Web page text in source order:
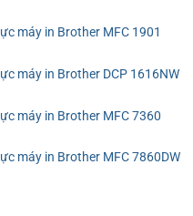
máy in Brother MFC 1901
máy in Brother DCP 1616NW
máy in Brother MFC 7360
máy in Brother MFC 7860DW